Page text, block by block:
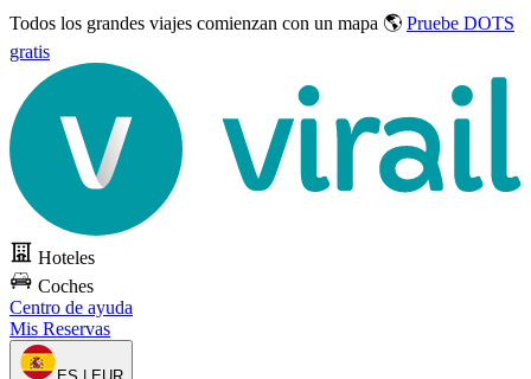
Todos los grandes viajes comienzan con un mapa 🌎 Pruebe DOTS
gratis
Hoteles
Coches
Centro de ayuda
Mis Reservas